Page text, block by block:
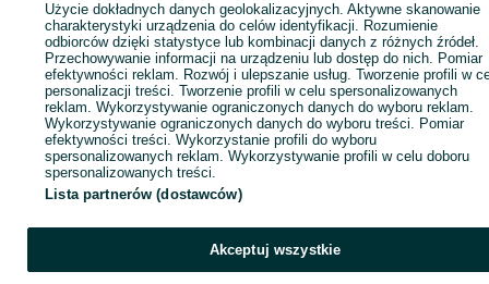
Użycie dokładnych danych geolokalizacyjnych. Aktywne skanowanie
charakterystyki urządzenia do celów identyfikacji. Rozumienie
odbiorców dzięki statystyce lub kombinacji danych z różnych źródeł.
Przechowywanie informacji na urządzeniu lub dostęp do nich. Pomiar
efektywności reklam. Rozwój i ulepszanie usług. Tworzenie profili w
personalizacji treści. Tworzenie profili w celu spersonalizowanych
reklam. Wykorzystywanie ograniczonych danych do wyboru reklam.
Wykorzystywanie ograniczonych danych do wyboru treści. Pomiar
efektywności treści. Wykorzystanie profili do wyboru
spersonalizowanych reklam. Wykorzystywanie profili w celu doboru
spersonalizowanych treści.
Lista partnerów (dostawców)
Akceptuj wszystkie